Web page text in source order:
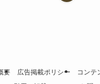
要 広告掲載ポリシー
コンテ